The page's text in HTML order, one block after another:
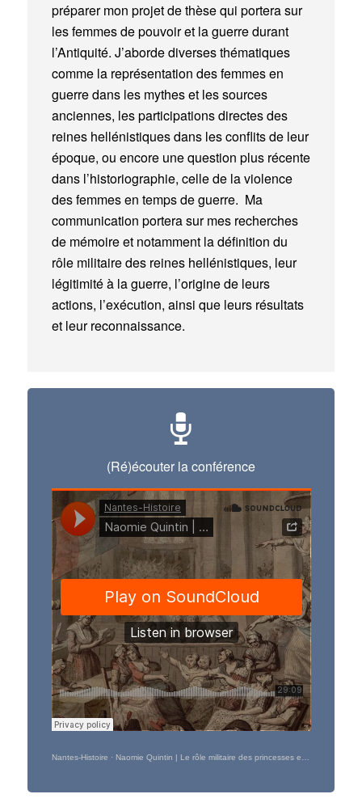
préparer mon projet de thèse qui portera sur
les femmes de pouvoir et la guerre durant
l’Antiquité. J’aborde diverses thématiques
comme la représentation des femmes en
guerre dans les mythes et les sources
anciennes, les participations directes des
reines hellénistiques dans les conflits de leur
époque, ou encore une question plus récente
dans l’historiographie, celle de la violence
des femmes en temps de guerre. Ma
communication portera sur mes recherches
de mémoire et notamment la définition du
rôle militaire des reines hellénistiques, leur
légitimité à la guerre, l’origine de leurs
actions, l’exécution, ainsi que leurs résultats
et leur reconnaissance.
(Ré)écouter la conférence
Nantes-Histoire · Naomie Quintin | Le rôle militaire des princesses et des reines hellénistiques